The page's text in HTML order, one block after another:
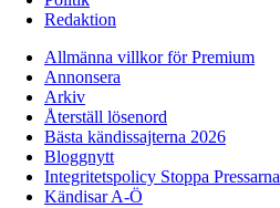
Redaktion
Allmänna villkor för Premium
Annonsera
Arkiv
Återställ lösenord
Bästa kändissajterna 2026
Bloggnytt
Integritetspolicy Stoppa Pressarna
Kändisar A-Ö